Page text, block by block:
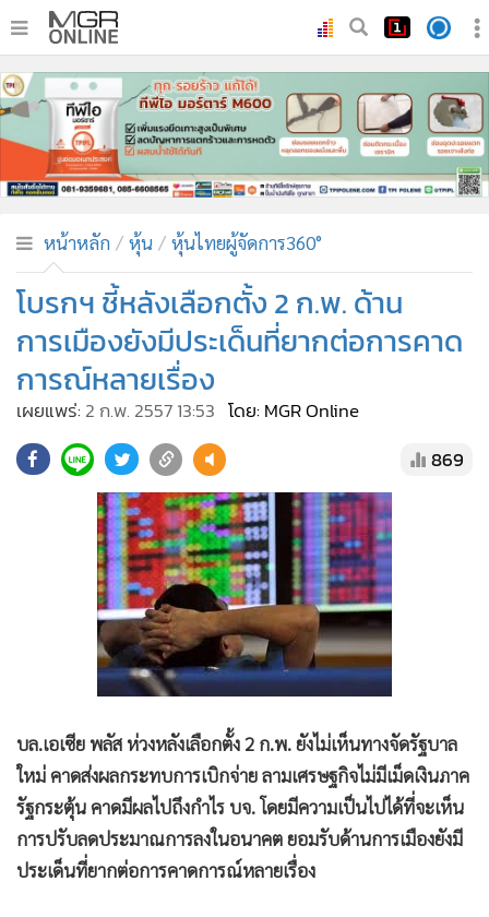
• หน้าหลัก
•
ทันเหตุการณ์
• ภาคใต้
• ภูมิภาค
• บันเทิง
•
ผู้จัดการรายวัน
• คอลัมนิสต์
• ละคร
• CbizReview
• Cyber BIZ
• ผู้จัดกวน
Good health & Well-being
Green Innovation & SD
Management & HR
MGR Live
Infographic
•
ต่างประเทศ
•
Special Scoop
เศรษฐกิจ-ธุรกิจ
• จีน
หน้าหลัก หุ้น หุ้นไทยผู้จัดการ360°
โบรกฯ ชี้หลังเลือกตั้ง 2 ก.พ. ด้าน
การเมืองยังมีประเด็นที่ยากต่อการคาด
การณ์หลายเรื่อง
เผยแพร่: 2 ก.พ. 2557 13:53 โดย: MGR Online
869
บล.เอเซีย พลัส ห่วงหลังเลือกตั้ง 2 ก.พ. ยังไม่เห็นทางจัดรัฐบาล
ใหม่ คาดส่งผลกระทบการเบิกจ่าย ลามเศรษฐกิจไม่มีเม็ดเงินภาค
รัฐกระตุ้น คาดมีผลไปถึงกำไร บจ. โดยมีความเป็นไปได้ที่จะเห็น
การปรับลดประมาณการลงในอนาคต ยอมรับด้านการเมืองยังมี
ประเด็นที่ยากต่อการคาดการณ์หลายเรื่อง